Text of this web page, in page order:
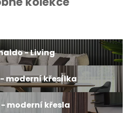
- Living
moderní křesílka
moderní křesla